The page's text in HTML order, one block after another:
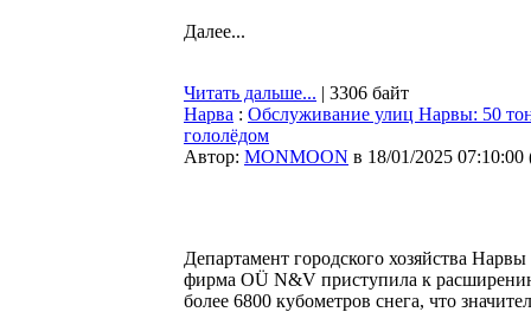
Далее...
Читать дальше... | 3306 байт
Нарва : Обслуживание улиц Нарвы: 50
гололёдом
Автор: MONMOON в 18/01/2025 07:10:00
Департамент городского хозяйства
фирма OÜ N&V приступила к
более 6800 кубометров снега, что